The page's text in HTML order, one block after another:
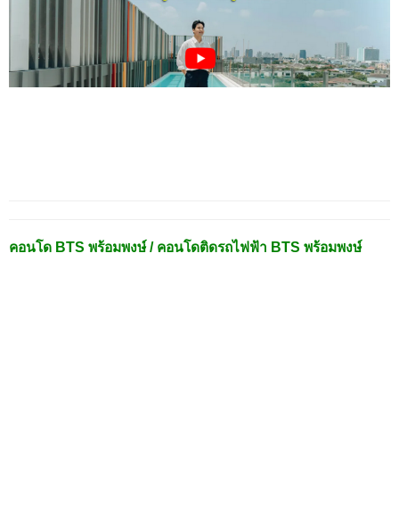
คอนโด BTS พร้อมพงษ์ / คอนโดติดรถไฟฟ้า BTS พร้อมพงษ์